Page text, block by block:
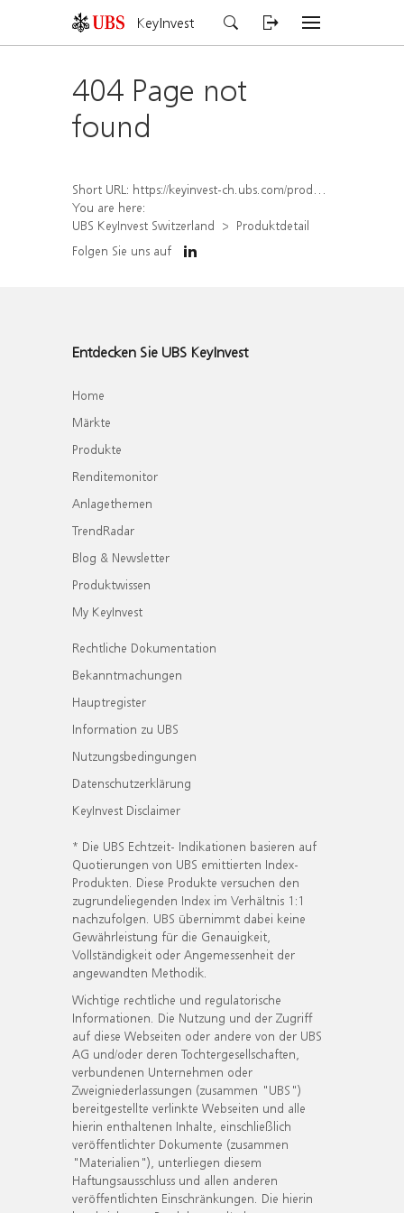
KeyInvest
404 Page not
found
Short URL: https://keyinvest-ch.ubs.com/produkt/detail/index/isin/CH1567400945
You are here:
UBS KeyInvest Switzerland
Produktdetail
Folgen Sie uns auf
Entdecken Sie UBS KeyInvest
Home
Märkte
Produkte
Renditemonitor
Anlagethemen
TrendRadar
Blog & Newsletter
Produktwissen
My KeyInvest
Rechtliche Dokumentation
Bekanntmachungen
Hauptregister
Information zu UBS
Nutzungsbedingungen
Datenschutzerklärung
KeyInvest Disclaimer
* Die UBS Echtzeit- Indikationen basieren auf
Quotierungen von UBS emittierten Index-
Produkten. Diese Produkte versuchen den
zugrundeliegenden Index im Verhältnis 1:1
nachzufolgen. UBS übernimmt dabei keine
Gewährleistung für die Genauigkeit,
Vollständigkeit oder Angemessenheit der
angewandten Methodik.
Wichtige rechtliche und regulatorische
Informationen. Die Nutzung und der Zugriff
auf diese Webseiten oder andere von der UBS
AG und/oder deren Tochtergesellschaften,
verbundenen Unternehmen oder
Zweigniederlassungen (zusammen "UBS")
bereitgestellte verlinkte Webseiten und alle
hierin enthaltenen Inhalte, einschließlich
veröffentlichter Dokumente (zusammen
"Materialien"), unterliegen diesem
Haftungsausschluss und allen anderen
veröffentlichten Einschränkungen. Die hierin